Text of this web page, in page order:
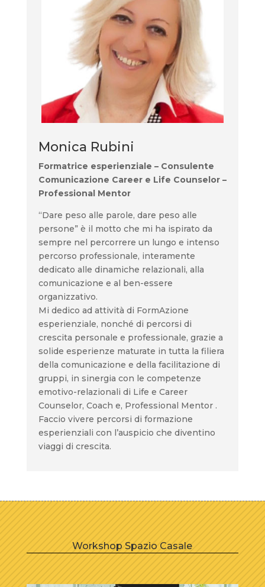
Monica Rubini
Formatrice esperienziale – Consulente
Comunicazione Career e Life Counselor –
Professional Mentor
“Dare peso alle parole, dare peso alle
persone” è il motto che mi ha ispirato da
sempre nel percorrere un lungo e intenso
percorso professionale, interamente
dedicato alle dinamiche relazionali, alla
comunicazione e al ben-essere
organizzativo.
Mi dedico ad attività di FormAzione
esperienziale, nonché di percorsi di
crescita personale e professionale, grazie a
solide esperienze maturate in tutta la filiera
della comunicazione e della facilitazione di
gruppi, in sinergia con le competenze
emotivo-relazionali di Life e Career
Counselor, Coach e, Professional Mentor .
Faccio vivere percorsi di formazione
esperienziali con l’auspicio che diventino
viaggi di crescita.
Workshop Spazio Casale